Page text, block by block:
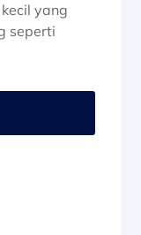
yang
seperti